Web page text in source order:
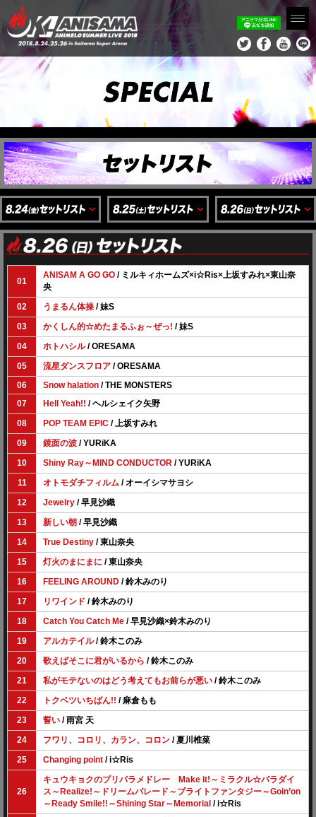
01
ANISAM A GO GO / ミルキィホームズ×i☆Ris×上坂すみれ×東山奈
央
02
うまるん体操 / 妹S
03
かくしん的☆めたまるふぉ～ぜっ! / 妹S
04
ホトハシル/ ORESAMA
05
流星ダンスフロア / ORESAMA
06
Snow halation / THE MONSTERS
07
Hell Yeah!! / ヘルシェイク矢野
08
POP TEAM EPIC / 上坂すみれ
09
鏡面の波 / YURiKA
10
Shiny Ray～MIND CONDUCTOR / YURiKA
11
オトモダチフィルム / オーイシマサヨシ
12
Jewelry / 早見沙織
13
新しい朝 / 早見沙織
14
True Destiny / 東山奈央
15
灯火のまにまに / 東山奈央
16
FEELING AROUND / 鈴木みのり
17
リワインド / 鈴木みのり
18
Catch You Catch Me / 早見沙織×鈴木みのり
19
アルカテイル/ 鈴木このみ
20
歌えばそこに君がいるから / 鈴木このみ
21
私がモテないのはどう考えてもお前らが悪い / 鈴木このみ
22
トクベツいちばん!! / 麻倉もも
23
誓い / 雨宮 天
24
フワリ、コロリ、カラン、コロン / 夏川椎菜
25
Changing point / i☆Ris
26
キュウキョクのプリパラメドレー Make it!～ミラクル☆パラダイ
ス～Realize!～ドリームパレード～ブライトファンタジー～Goin’on
～Ready Smile!!～Shining Star～Memorial / i☆Ris